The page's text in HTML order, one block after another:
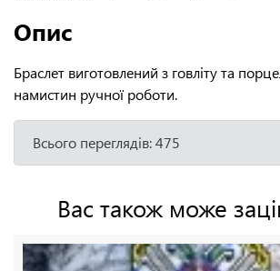
Опис
Браслет виготовлений з говліту та
намистин ручної роботи.
Всього переглядів: 475
Вас також може